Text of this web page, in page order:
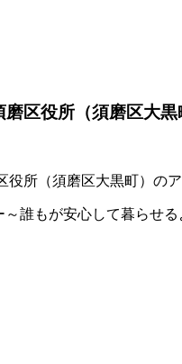
区役所（須磨区大黒
誰もが安心して暮らせ